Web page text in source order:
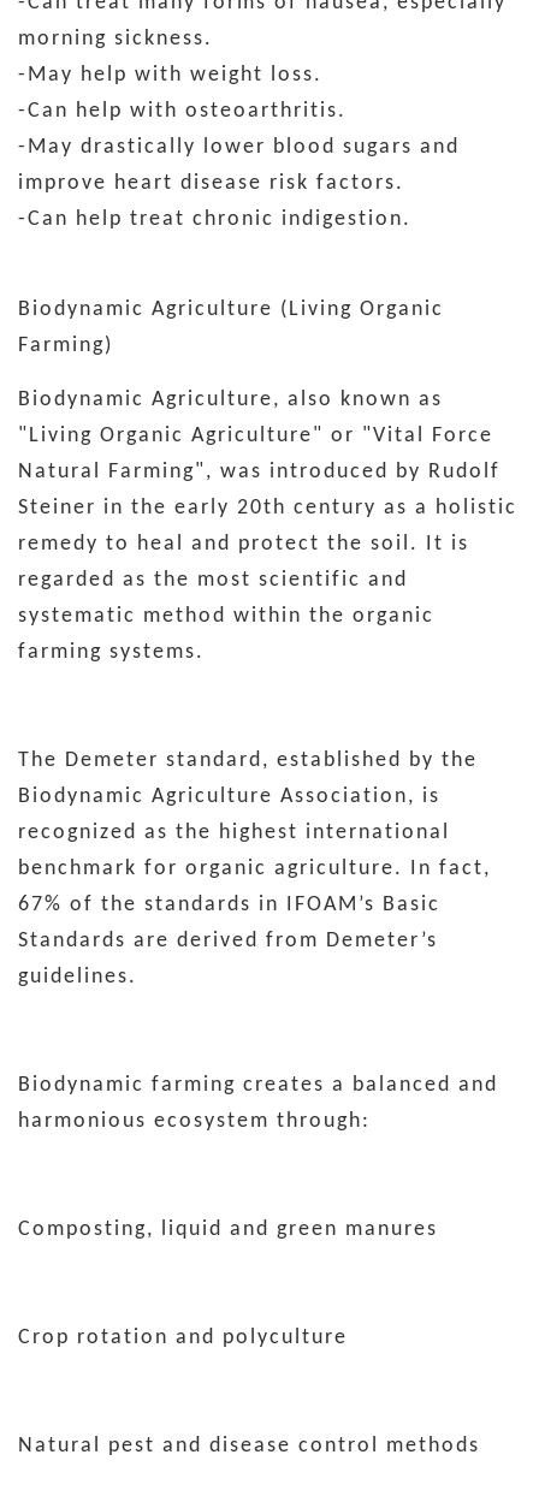
morning sickness.
-May help with weight loss.
-Can help with osteoarthritis.
-May drastically lower blood sugars and
improve heart disease risk factors.
-Can help treat chronic indigestion.
Biodynamic Agriculture (Living Organic
Farming)
Biodynamic Agriculture, also known as
"Living Organic Agriculture" or "Vital Force
Natural Farming", was introduced by Rudolf
Steiner in the early 20th century as a holistic
remedy to heal and protect the soil. It is
regarded as the most scientific and
systematic method within the organic
farming systems.
The Demeter standard, established by the
Biodynamic Agriculture Association, is
recognized as the highest international
benchmark for organic agriculture. In fact,
67% of the standards in IFOAM’s Basic
Standards are derived from Demeter’s
guidelines.
Biodynamic farming creates a balanced and
harmonious ecosystem through:
Composting, liquid and green manures
Crop rotation and polyculture
Natural pest and disease control methods